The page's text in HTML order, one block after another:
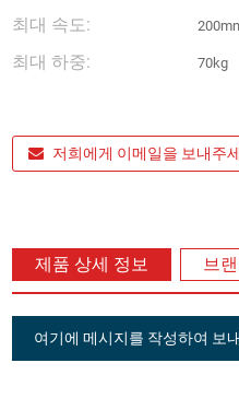
최대 속도:
최대 하중: 70kg
저희에게 이메일을 보내주
제품 상세 정보 브
여기에 메시지를 작성하여 보